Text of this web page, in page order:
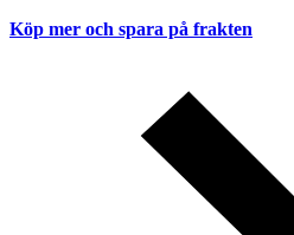
Köp mer och spara på frakten